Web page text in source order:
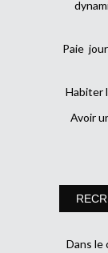
Paie
Habiter
Avoir
Dans le